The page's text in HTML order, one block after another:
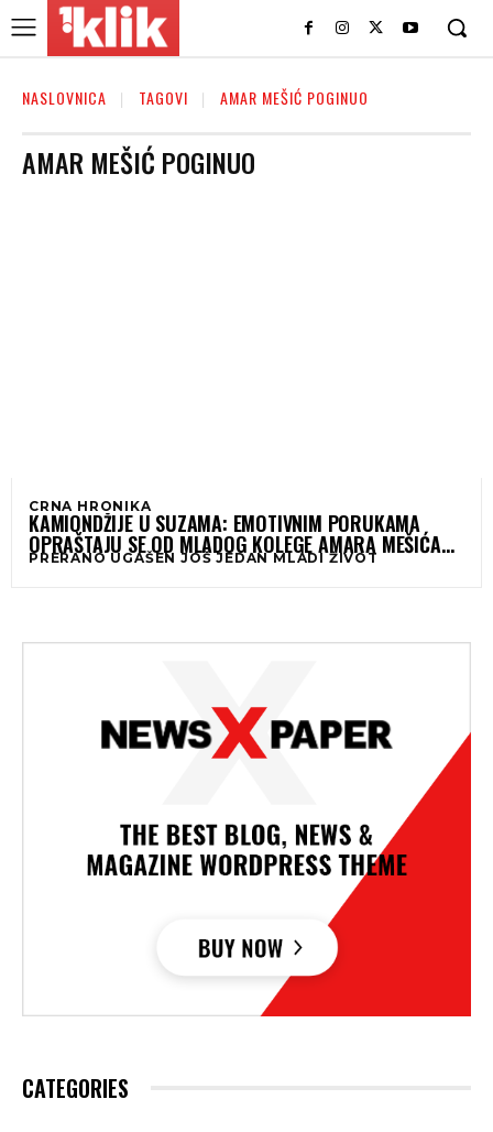
NASLOVNICA TAGOVI AMAR MEŠIĆ POGINUO
AMAR MEŠIĆ POGINUO
CRNA HRONIKA
KAMIONDŽIJE U SUZAMA: EMOTIVNIM PORUKAMA
OPRAŠTAJU SE OD MLADOG KOLEGE AMARA MEŠIĆA
(21)
PRERANO UGAŠEN JOŠ JEDAN MLADI ŽIVOT
CATEGORIES